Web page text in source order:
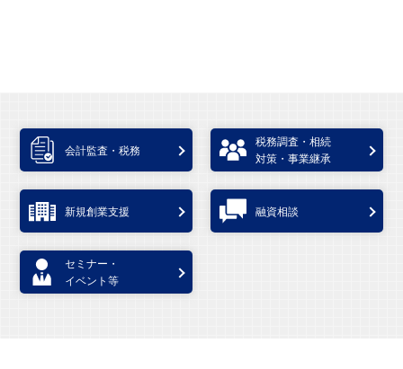
会計監査・税務
税務調査・相続
対策・事業継承
新規創業支援 融資相談
セミナー・
イベント等